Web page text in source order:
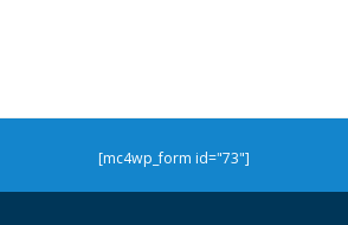
[mc4wp_form id="73"]